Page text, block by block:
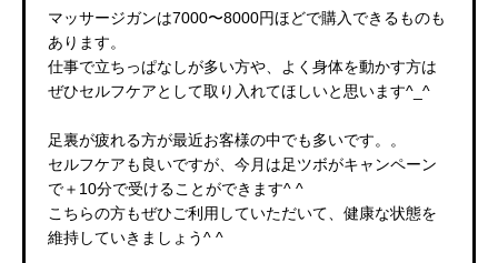
マッサージガンは7000〜8000円ほどで購入できるものも
あります。
仕事で立ちっぱなしが多い方や、よく身体を動かす方は
ぜひセルフケアとして取り入れてほしいと思います^_^
足裏が疲れる方が最近お客様の中でも多いです。。
セルフケアも良いですが、今月は足ツボがキャンペーン
で＋10分で受けることができます^ ^
こちらの方もぜひご利用していただいて、健康な状態を
維持していきましょう^ ^